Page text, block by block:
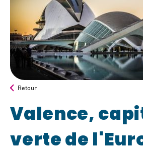
Retour
Valence,
verte de